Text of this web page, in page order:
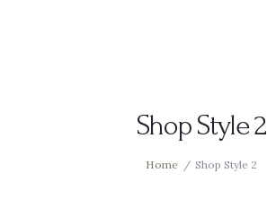
Shop Style 2
Home Shop Style 2